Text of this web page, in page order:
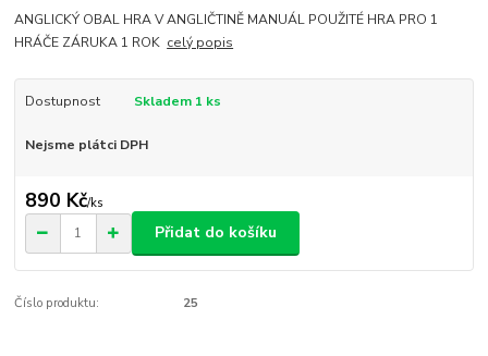
ANGLICKÝ OBAL HRA V ANGLIČTINĚ MANUÁL POUŽITÉ HRA PRO 1
HRÁČE ZÁRUKA 1 ROK celý popis
Dostupnost Skladem 1 ks
Nejsme plátci DPH
890 Kč/ks
Přidat do košíku
Číslo produktu: 25